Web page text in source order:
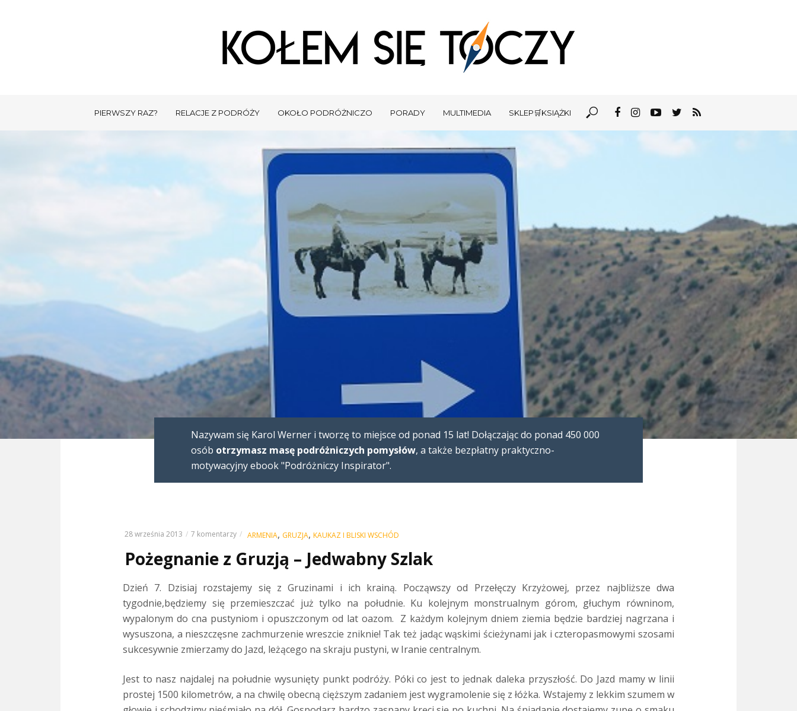
PIERWSZY RAZ? RELACJE Z PODRÓŻY OKOŁO PODRÓŻNICZO PORADY MULTIMEDIA SKLEP🛒KSIĄŻKI
Nazywam się Karol Werner i tworzę to miejsce od ponad 15 lat! Dołączając do ponad 450 000
osób otrzymasz masę podróżniczych pomysłów, a także bezpłatny praktyczno-
motywacyjny ebook "Podróżniczy Inspirator".
28 września 2013 7 komentarzy ARMENIA, GRUZJA, KAUKAZ I BLISKI WSCHÓD
Pożegnanie z Gruzją – Jedwabny Szlak
Dzień 7. Dzisiaj rozstajemy się z Gruzinami i ich krainą. Począwszy od Przełęczy Krzyżowej, przez najbliższe dwa
tygodnie,będziemy się przemieszczać już tylko na południe. Ku kolejnym monstrualnym górom, głuchym równinom,
wypalonym do cna pustyniom i opuszczonym od lat oazom. Z każdym kolejnym dniem ziemia będzie bardziej nagrzana i
wysuszona, a nieszczęsne zachmurzenie wreszcie zniknie! Tak też jadąc wąskimi ścieżynami jak i czteropasmowymi szosami
sukcesywnie zmierzamy do Jazd, leżącego na skraju pustyni, w Iranie centralnym.
Jest to nasz najdalej na południe wysunięty punkt podróży. Póki co jest to jednak daleka przyszłość. Do Jazd mamy w linii
prostej 1500 kilometrów, a na chwilę obecną cięższym zadaniem jest wygramolenie się z łóżka. Wstajemy z lekkim szumem w